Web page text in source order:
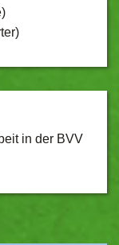
in der BVV